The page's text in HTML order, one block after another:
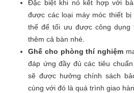
Đặc biệt khi nó kết hợp với
được các loại máy móc thiết
thế để tối ưu được công dụng
thêm cả bàn nhé.
Ghế cho phòng thí nghiệm
đáp ứng đầy đủ các tiêu
sẽ được hưởng chính sách
cùng với đó là quá trình giao